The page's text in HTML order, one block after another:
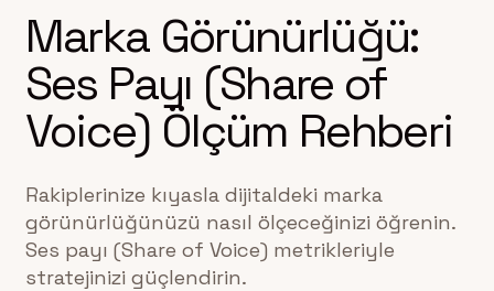
Marka Görünürlüğü:
Ses Payı (Share of
Voice) Ölçüm Rehberi
Rakiplerinize kıyasla dijitaldeki marka
görünürlüğünüzü nasıl ölçeceğinizi öğrenin.
Ses payı (Share of Voice) metrikleriyle
stratejinizi güçlendirin.